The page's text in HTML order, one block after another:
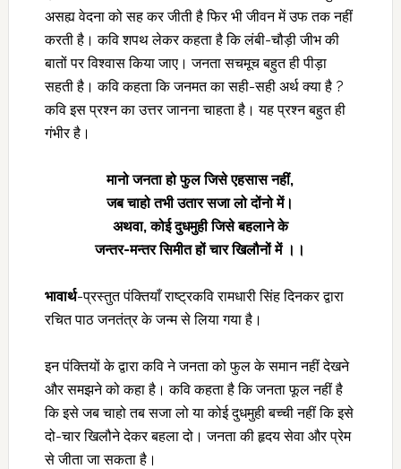
असह्य वेदना को सह कर जीती है फिर भी जीवन में उफ तक नहीं
करती है। कवि शपथ लेकर कहता है कि लंबी-चौड़ी जीभ की
बातों पर विश्वास किया जाए। जनता सचमूच बहुत ही पीड़ा
सहती है। कवि कहता कि जनमत का सही-सही अर्थ क्या है ?
कवि इस प्रश्न का उत्तर जानना चाहता है। यह प्रश्न बहुत ही
गंभीर है।
मानो जनता हो फुल जिसे एहसास नहीं,
जब चाहो तभी उतार सजा लो दोंनो में।
अथवा, कोई दुधमुही जिसे बहलाने के
जन्तर-मन्तर सिमीत हों चार खिलौनों में ।।
भावार्थ-प्रस्तुत पंक्तियाँ राष्ट्रकवि रामधारी सिंह दिनकर द्वारा
रचित पाठ जनतंत्र के जन्म से लिया गया है।
इन पंक्तियों के द्वारा कवि ने जनता को फुल के समान नहीं देखने
और समझने को कहा है। कवि कहता है कि जनता फूल नहीं है
कि इसे जब चाहो तब सजा लो या कोई दुधमुही बच्ची नहीं कि इसे
दो-चार खिलौने देकर बहला दो। जनता की हृदय सेवा और प्रेम
से जीता जा सकता है।